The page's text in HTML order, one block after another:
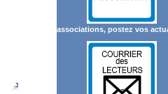
associations, postez vos